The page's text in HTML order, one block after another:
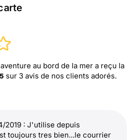
au bord de la mer a reçu la
5 sur 3 avis de nos clients adorés.
2019 : J'utilise depuis
toujours tres bien...le courrier